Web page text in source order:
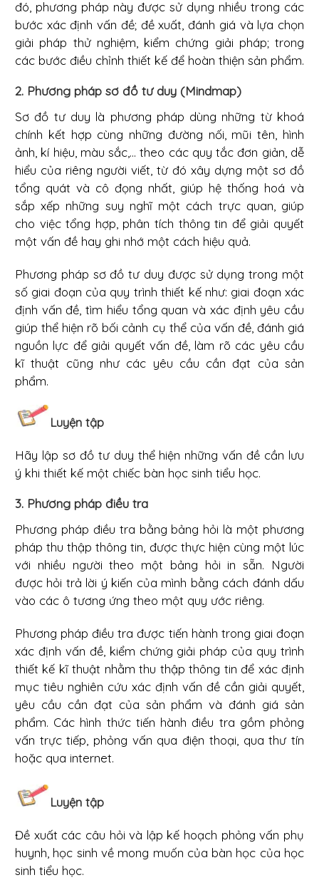
đó, phương pháp này được sử dụng nhiều trong các
bước xác định vấn đề; đề xuất, đánh giá và lựa chọn
giải pháp thử nghiệm, kiểm chứng giải pháp; trong
các bước điều chỉnh thiết kế để hoàn thiện sản phẩm.
2. Phương pháp sơ đồ tư duy (Mindmap)
Sơ đồ tư duy là phương pháp dùng những từ khoá
chính kết hợp cùng những đường nối, mũi tên, hình
ảnh, kí hiệu, màu sắc,... theo các quy tắc đơn giản, dễ
hiểu của riêng người viết, từ đó xây dựng một sơ đồ
tổng quát và cô đọng nhất, giúp hệ thống hoá và
sắp xếp những suy nghĩ một cách trực quan, giúp
cho việc tổng hợp, phân tích thông tin để giải quyết
một vấn đề hay ghi nhớ một cách hiệu quả.
Phương pháp sơ đồ tư duy được sử dụng trong một
số giai đoạn của quy trình thiết kế như: giai đoạn xác
định vấn đề, tìm hiểu tổng quan và xác định yêu cầu
giúp thể hiện rõ bối cảnh cụ thể của vấn đề, đánh giá
nguồn lực để giải quyết vấn đề, làm rõ các yêu cầu
kĩ thuật cũng như các yêu cầu cần đạt của sản
phẩm.
Luyện tập
Hãy lập sơ đồ tư duy thể hiện những vấn đề cần lưu
ý khi thiết kế một chiếc bàn học sinh tiểu học.
3. Phương pháp điều tra
Phương pháp điều tra bằng bảng hỏi là một phương
pháp thu thập thông tin, được thực hiện cùng một lúc
với nhiều người theo một bảng hỏi in sẵn. Người
được hỏi trả lời ý kiến của mình bằng cách đánh dấu
vào các ô tương ứng theo một quy ước riêng.
Phương pháp điều tra được tiến hành trong giai đoạn
xác định vấn đề, kiểm chứng giải pháp của quy trình
thiết kế kĩ thuật nhằm thu thập thông tin để xác định
mục tiêu nghiên cứu xác định vấn đề cần giải quyết,
yêu cầu cần đạt của sản phẩm và đánh giá sản
phẩm. Các hình thức tiến hành điều tra gồm phỏng
vấn trực tiếp, phỏng vấn qua điện thoại, qua thư tín
hoặc qua internet.
Luyện tập
Đề xuất các câu hỏi và lập kế hoạch phỏng vấn phụ
huynh, học sinh về mong muốn của bàn học của học
sinh tiểu học.